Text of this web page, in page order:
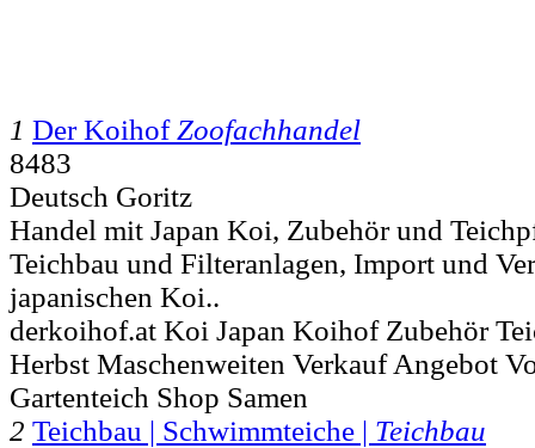
1 Der Koihof Zoofachhandel
8483
Deutsch Goritz
Handel mit Japan Koi, Zubehör und
Teichbau und Filteranlagen, Import und
japanischen Koi..
derkoihof.at Koi Japan Koihof Zubehör
Herbst Maschenweiten Verkauf Angebot
Gartenteich Shop Samen
2 Teichbau | Schwimmteiche | Teichbau